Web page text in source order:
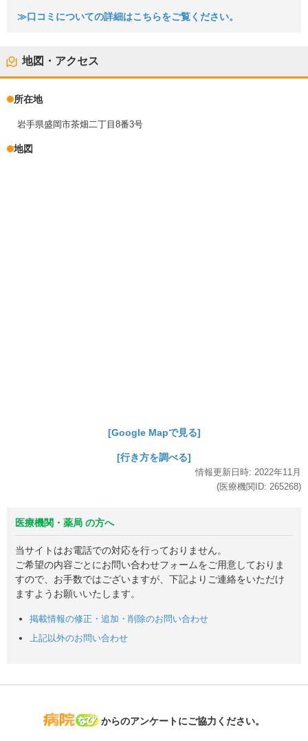
≫口コミについての詳細はこちらをご覧ください。
地図・アクセス
所在地
岩手県盛岡市茶畑二丁目8番3号
地図
[Google Mapで見る]
[行き方を調べる]
情報更新日時: 2022年11月
(医療機関ID: 265268)
医療機関・薬局 の方へ
当サイトはお電話での対応を行っておりません。
ご希望の内容ごとにお問い合わせフォームをご用意しておりま
すので、お手数ではございますが、下記よりご連絡をいただけ
ますようお願いいたします。
掲載情報の修正・追加・削除のお問い合わせ
上記以外のお問い合わせ
病院なび
からのアンケートにご協力ください。